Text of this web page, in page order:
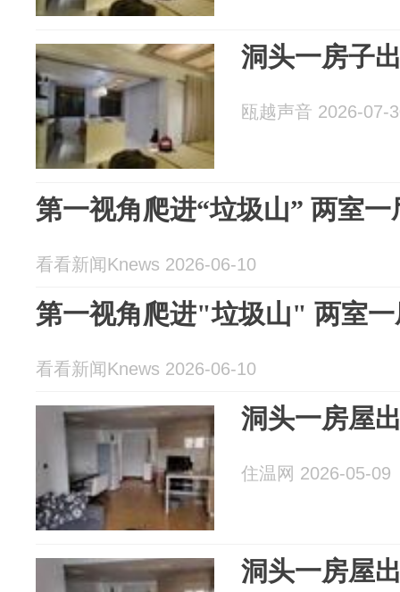
洞头一房子
瓯越声音 2026-07-
第一视角爬进“垃圾山” 两室
看看新闻Knews 2026-06-10
第一视角爬进"垃圾山" 两室
看看新闻Knews 2026-06-10
洞头一房屋
住温网 2026-05-09
洞头一房屋